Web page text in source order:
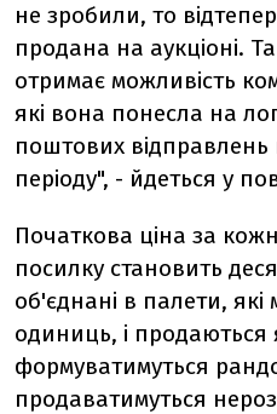
не зробили, то
продана на аукціоні.
отримає можливість
які вона понесла на
поштових відправлень
періоду", - йдеться у
Початкова ціна за
посилку становить
об'єднані в палети, які
одиниць, і
формуватимуться
продаватимуться